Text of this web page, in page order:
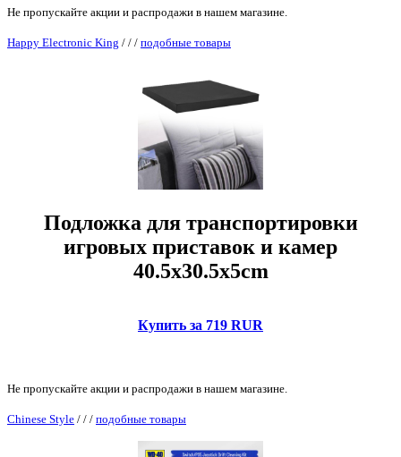
Не пропускайте акции и распродажи в нашем магазине.
Happy Electronic King / / / подобные товары
Подложка для транспортировки
игровых приставок и камер
40.5x30.5x5cm
Купить за 719 RUR
Не пропускайте акции и распродажи в нашем магазине.
Chinese Style / / / подобные товары